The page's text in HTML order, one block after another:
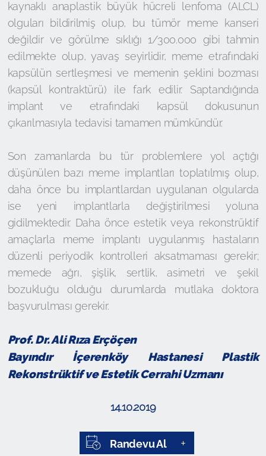
kaynaklı anaplastik büyük hücreli lenfoma (ALCL)
olguları bildirilmiş olup, bu tümör meme kanseri
değildir ve görülme sıklığı 1/300.000 gibi tahmin
edilmekte olup, yavaş seyirlidir, meme etrafındaki
kapsülün sertleşmesi ve memenin şeklini bozması
(kapsül kontraktürü) ile fark edilir. Saptandığında
implant ve etrafındaki kapsül dokusunun
çıkarılmasıyla tedavisi tamamen mümkündür.
Son zamanlarda bu tür problemlere yol açtığı
düşünülen bazı meme implantları toplatılmış olup,
daha önce bu implantlardan uygulanan olgularda
ise yeni implantlarla değiştirilmesi yoluna
gidilmektedir. Daha önce estetik veya rekonstrüktif
amaçlarla meme implantı uygulanmış hastaların
düzenli periyodik kontrolleri aksatmaması gerekir;
memede ağrı, şişlik, sertlik, asimetri ve şekil
bozukluğu olduğu durumlarda mutlaka doktora
başvurulması gerekir.
Prof. Dr. Ali Rıza Erçöçen
Bayındır İçerenköy Hastanesi Plastik
Rekonstrüktif ve Estetik Cerrahi Uzmanı
14.10.2019
Randevu Al